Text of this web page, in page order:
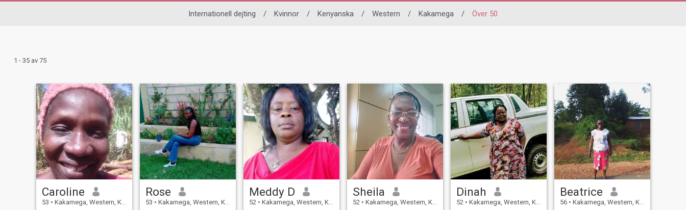
Internationell dejting / Kvinnor / Kenyanska / Western / Kakamega / Över 50
1 - 35 av 75
Caroline
53 • Kakamega, Western, Kenya
Rose
53 • Kakamega, Western, Kenya
Meddy D
52 • Kakamega, Western, Kenya
Sheila
52 • Kakamega, Western, Kenya
Dinah
52 • Kakamega, Western, Kenya
Beatrice
56 • Kakamega, Western, Kenya